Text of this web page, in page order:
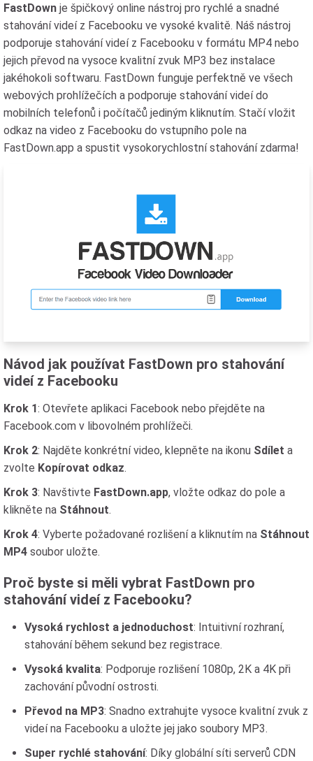
FastDown je špičkový online nástroj pro rychlé a snadné
stahování videí z Facebooku ve vysoké kvalitě. Náš nástroj
podporuje stahování videí z Facebooku v formátu MP4 nebo
jejich převod na vysoce kvalitní zvuk MP3 bez instalace
jakéhokoli softwaru. FastDown funguje perfektně ve všech
webových prohlížečích a podporuje stahování videí do
mobilních telefonů i počítačů jediným kliknutím. Stačí vložit
odkaz na video z Facebooku do vstupního pole na
FastDown.app a spustit vysokorychlostní stahování zdarma!
Návod jak používat FastDown pro stahování
videí z Facebooku
Krok 1: Otevřete aplikaci Facebook nebo přejděte na
Facebook.com v libovolném prohlížeči.
Krok 2: Najděte konkrétní video, klepněte na ikonu Sdílet a
zvolte Kopírovat odkaz.
Krok 3: Navštivte FastDown.app, vložte odkaz do pole a
klikněte na Stáhnout.
Krok 4: Vyberte požadované rozlišení a kliknutím na Stáhnout
MP4 soubor uložte.
Proč byste si měli vybrat FastDown pro
stahování videí z Facebooku?
Vysoká rychlost a jednoduchost: Intuitivní rozhraní,
stahování během sekund bez registrace.
Vysoká kvalita: Podporuje rozlišení 1080p, 2K a 4K při
zachování původní ostrosti.
Převod na MP3: Snadno extrahujte vysoce kvalitní zvuk z
videí na Facebooku a uložte jej jako soubory MP3.
Super rychlé stahování: Díky globální síti serverů CDN